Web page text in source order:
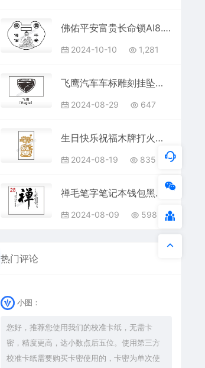
佛佑平安富贵长命锁AI8.0格式激光打标文件通用矢量图
2024-10-10 1,281
飞鹰汽车车标雕刻挂坠项链AI8.0格式激光打标文件通用矢量图
2024-08-29 647
生日快乐祝福木牌打火机AI8.0格式激光打标文件通用矢量图
2024-08-19 835
禅毛笔字笔记本钱包黑色AI8.0格式激光打标文件通用矢量图
2024-08-09 598
热门评论
小图：
您好，推荐您使用我们的校准卡纸，无需卡
密，精度更高，达小数点后五位。使用第三方
校准卡纸需要购买卡密使用的，卡密为单次使